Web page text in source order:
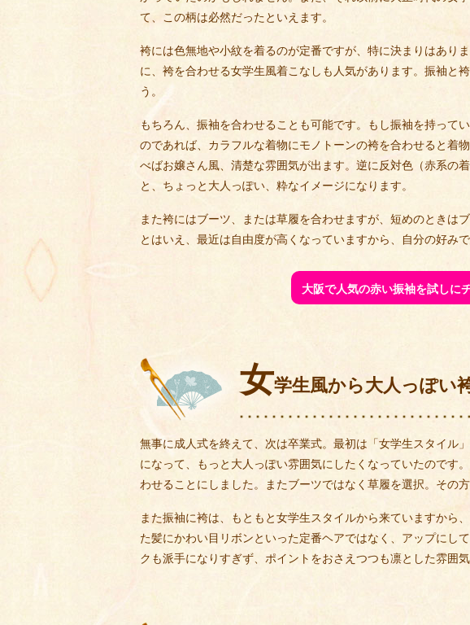
て、この柄は必然だったといえます。
袴には色無地や小紋を着るのが定番ですが、特に決まりはあり
に、袴を合わせる女学生風着こなしも人気があります。振袖と
う。
もちろん、振袖を合わせることも可能です。もし振袖を持って
のであれば、カラフルな着物にモノトーンの袴を合わせると着
べばお嬢さん風、清楚な雰囲気が出ます。逆に反対色（赤系の
と、ちょっと大人っぽい、粋なイメージになります。
また袴にはブーツ、または草履を合わせますが、短めのときは
とはいえ、最近は自由度が高くなっていますから、自分の好み
大阪で人気の赤い振袖を試しに
女学生風から大人っぽい
無事に成人式を終えて、次は卒業式。最初は「女学生スタイル
になって、もっと大人っぽい雰囲気にしたくなっていたのです
わせることにしました。またブーツではなく草履を選択。その
また振袖に袴は、もともと女学生スタイルから来ていますから
た髪にかわい目リボンといった定番ヘアではなく、アップにし
クも派手になりすぎず、ポイントをおさえつつも凛とした雰囲